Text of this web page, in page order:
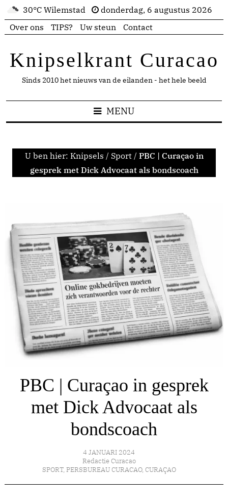
30°C Wilemstad
donderdag, 6 augustus 2026
Over ons
TIPS? Uw steun Contact
Knipselkrant Curacao
Sinds 2010 het nieuws van de eilanden - het hele beeld
MENU
U ben hier: Knipsels / Sport / PBC | Curaçao in
gesprek met Dick Advocaat als bondscoach
PBC | Curaçao in gesprek
met Dick Advocaat als
bondscoach
4 JANUARI 2024
Redactie Curacao
SPORT, PERSBUREAU CURACAO, CURAÇAO